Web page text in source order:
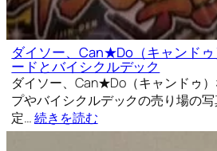
ダイソー、Can★Do（キャンド
ードとバイシクルデック
ダイソー、Can★Do（キャンドゥ
プやバイシクルデックの売り場の
定…続きを読む